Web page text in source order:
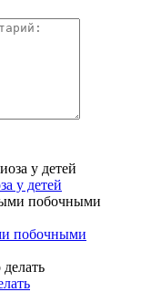
у детей
побочными